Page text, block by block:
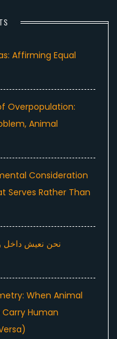
Affirming Equal
Overpopulation:
Animal
Consideration
Serves Rather Than
نحن نعيش داخل
When Animal
Human